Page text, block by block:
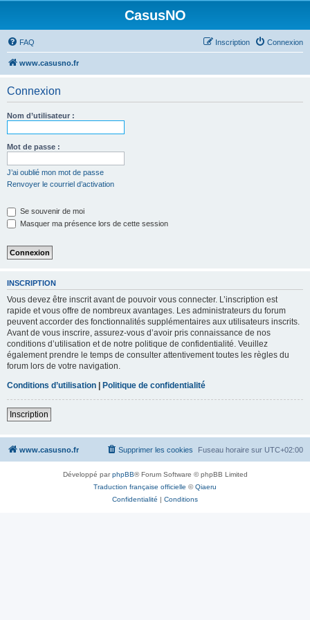
CasusNO
FAQ Connexion
Inscription
www.casusno.fr
Connexion
Nom d’utilisateur :
Mot de passe :
J’ai oublié mon mot de passe
Renvoyer le courriel d’activation
Se souvenir de moi
Masquer ma présence lors de cette session
INSCRIPTION
Vous devez être inscrit avant de pouvoir vous connecter. L’inscription est
rapide et vous offre de nombreux avantages. Les administrateurs du forum
peuvent accorder des fonctionnalités supplémentaires aux utilisateurs inscrits.
Avant de vous inscrire, assurez-vous d’avoir pris connaissance de nos
conditions d’utilisation et de notre politique de confidentialité. Veuillez
également prendre le temps de consulter attentivement toutes les règles du
forum lors de votre navigation.
Conditions d’utilisation | Politique de confidentialité
Inscription
www.casusno.fr Fuseau horaire sur UTC+02:00
Supprimer les cookies
Développé parphpBB® Forum Software © phpBB Limited
Traduction française officielle ©Qiaeru
Confidentialité | Conditions